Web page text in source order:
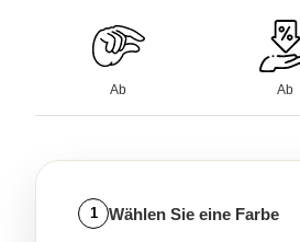
Ab Ab
1 Wählen Sie eine Farbe